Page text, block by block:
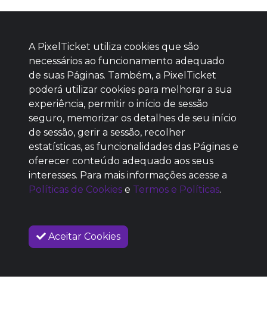
Baixe agora nosso app
SEM REPUTAÇÃO
DEFINIDA
A PixelTicket utiliza cookies que são
necessários ao funcionamento adequado
de suas Páginas. Também, a PixelTicket
poderá utilizar cookies para melhorar a sua
experiência, permitir o início de sessão
seguro, memorizar os detalhes de seu início
de sessão, gerir a sessão, recolher
estatísticas, as funcionalidades das Páginas e
oferecer conteúdo adequado aos seus
interesses. Para mais informações acesse a
Políticas de Cookies e Termos e Políticas.
Aceitar Cookies